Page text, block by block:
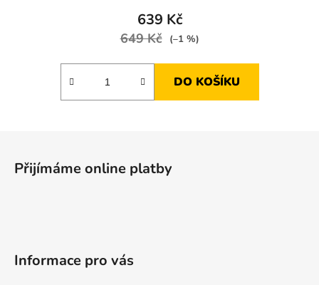
639 Kč
649 Kč (–1 %)
DO KOŠÍKU
Přijímáme online platby
Informace pro vás